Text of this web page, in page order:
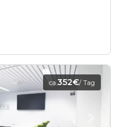
ca.352€/ Tag